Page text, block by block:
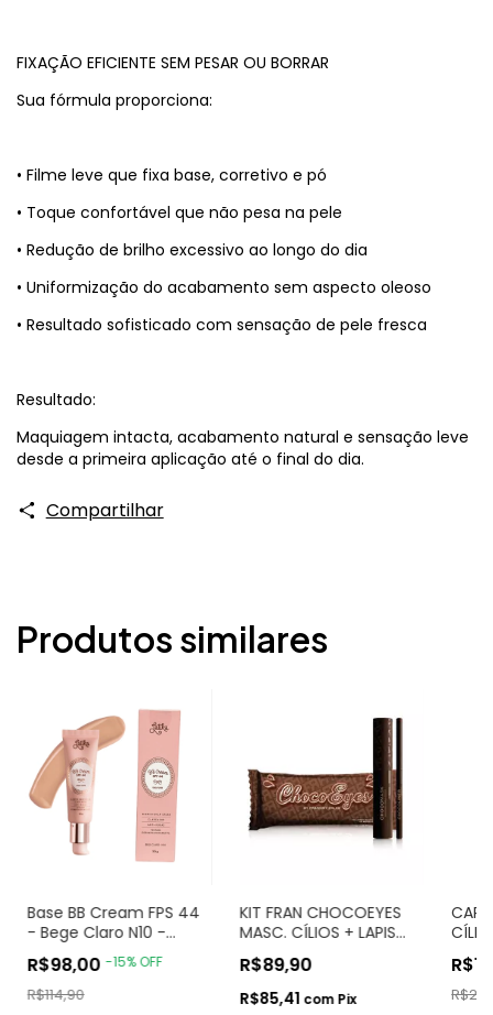
FIXAÇÃO EFICIENTE SEM PESAR OU BORRAR
Sua fórmula proporciona:
• Filme leve que fixa base, corretivo e pó
• Toque confortável que não pesa na pele
• Redução de brilho excessivo ao longo do dia
• Uniformização do acabamento sem aspecto oleoso
• Resultado sofisticado com sensação de pele fresca
Resultado:
Maquiagem intacta, acabamento natural e sensação leve
desde a primeira aplicação até o final do dia.
Compartilhar
Produtos similares
Base BB Cream FPS 44
- Bege Claro N10 -
Latika
R$98,00 -15%OFF
R$114,90
KIT FRAN CHOCOEYES
MASC. CÍLIOS + LAPIS
MARROM
R$89,90
R$85,41 com Pix